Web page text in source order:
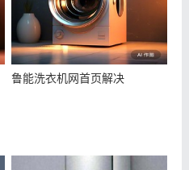
鲁能洗衣机网首页解决